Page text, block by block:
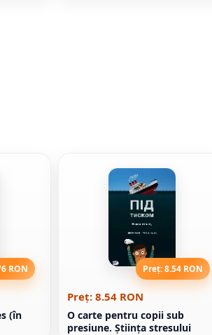
RON
(în
Preț: 8.54 RON
Preț: 8.54 RON
O carte pentru copii sub
presiune. Știința stresului